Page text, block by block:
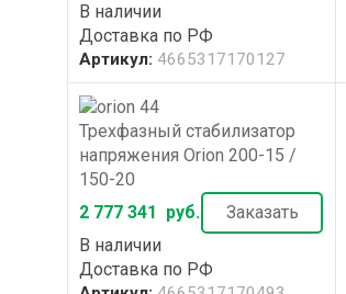
В наличии
Доставка по РФ
Артикул: 4665317170127
Трехфазный стабилизатор
напряжения Orion 200-15 /
150-20
2 777 341 руб.
Заказать
В наличии
Доставка по РФ